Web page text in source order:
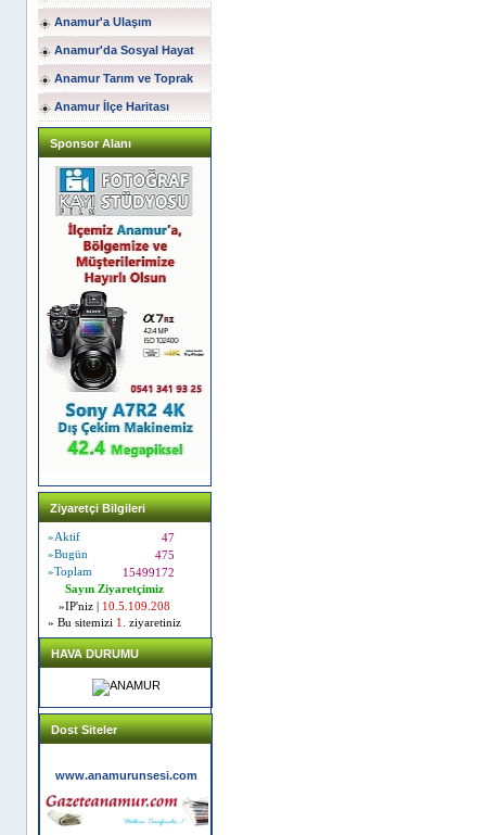
Anamur'a Ulaşım
Anamur'da Sosyal Hayat
Anamur Tarım ve Toprak
Anamur İlçe Haritası
Sponsor Alanı
Ziyaretçi Bilgileri
»Aktif
47
»Bugün
475
»Toplam
15499172
Sayın Ziyaretçimiz
»IP'niz |
10.5.109.208
» Bu sitemizi 1. ziyaretiniz
HAVA DURUMU
Dost Siteler
www.anamurunsesi.com